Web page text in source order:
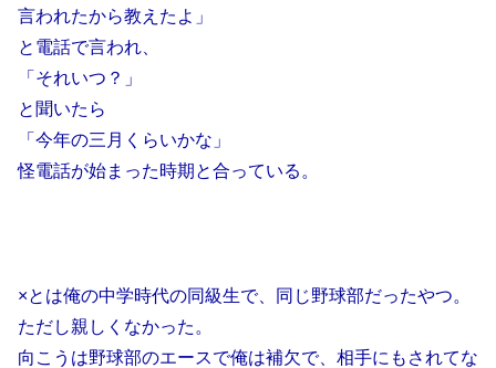
言われたから教えたよ」
と電話で言われ、
「それいつ？」
と聞いたら
「今年の三月くらいかな」
怪電話が始まった時期と合っている。
×とは俺の中学時代の同級生で、同じ野球部だったやつ。
ただし親しくなかった。
向こうは野球部のエースで俺は補欠で、相手にもされてな